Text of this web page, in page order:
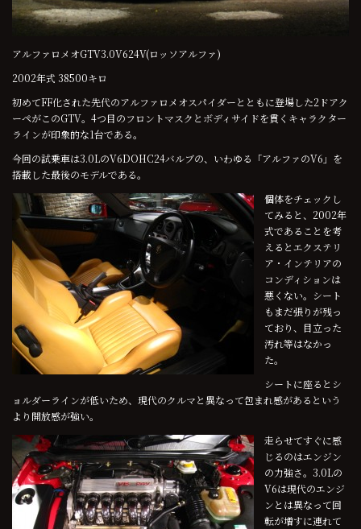
アルファロメオGTV3.0V624V(ロッソアルファ)
2002年式 38500キロ
初めてFF化された先代のアルファロメオスパイダーとともに登場した2ドアク
ーペがこのGTV。4つ目のフロントマスクとボディサイドを貫くキャラクター
ラインが印象的な1台である。
今回の試乗車は3.0LのV6DOHC24バルブの、いわゆる「アルファのV6」を
搭載した最後のモデルである。
個体をチェックし
てみると、2002年
式であることを考
えるとエクステリ
ア・インテリアの
コンディションは
悪くない。シート
もまだ張りが残っ
ており、目立った
汚れ等はなかっ
た。
シートに座るとシ
ョルダーラインが低いため、現代のクルマと異なって包まれ感があるという
より開放感が強い。
走らせてすぐに感
じるのはエンジン
の力強さ。3.0Lの
V6は現代のエンジ
ンとは異なって回
転が増すに連れて